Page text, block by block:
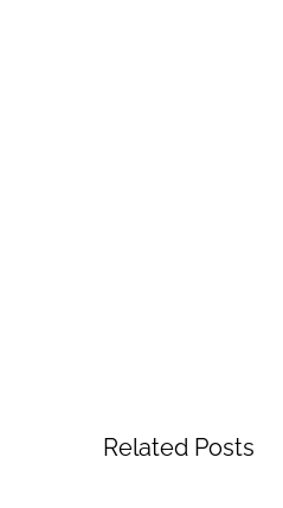
Related Posts